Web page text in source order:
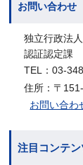
お問い合わせ
独立行政法
認証認定課
TEL：03-
住所：〒
お問い合わ
注目コンテン